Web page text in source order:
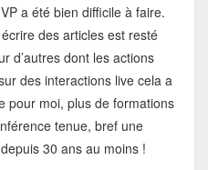
a été bien difficile à faire.
des articles est resté
d’autres dont les actions
des interactions live cela a
pour moi, plus de formations
tenue, bref une
30 ans au moins !